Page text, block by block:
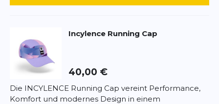
Incylence Running Cap
40,00 €
Die INCYLENCE Running Cap vereint Performance,
Komfort und modernes Design in einem